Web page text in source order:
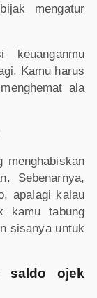
mengatur
Kamu harus
ala
menghabiskan
Sebenarnya,
apalagi kalau
kamu tabung
sisanya untuk
saldo ojek